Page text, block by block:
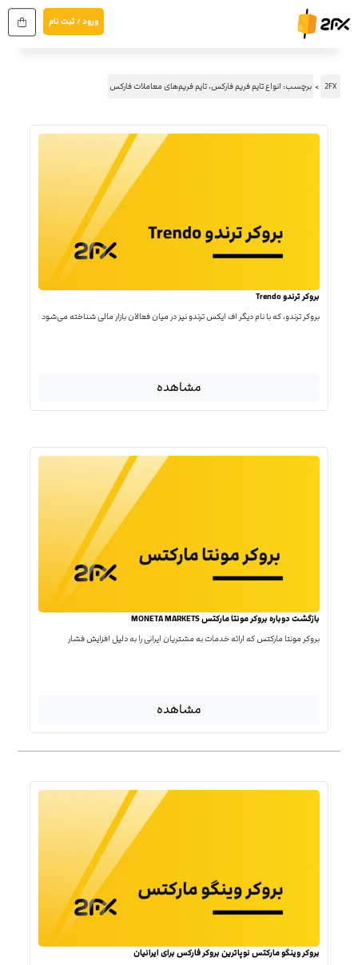
به
ورود / ثبت نام
2FX برچسب: انواع تایم فریم فارکس، تایم فریم‌های معاملات فارکس
بروکر ترندو Trendo
بروکر ترندو، که با نام دیگر اف ایکس ترندو نیز در میان فعالان بازار مالی شناخته می‌شود
مشاهده
بازگشت دوباره بروکر مونتا مارکتس MONETA MARKETS
بروکر مونتا مارکتس که ارائه خدمات به مشتریان ایرانی را به دلیل افزایش فشار
مشاهده
بروکر وینگو مارکتس نوپاترین بروکر فارکس برای ایرانیان